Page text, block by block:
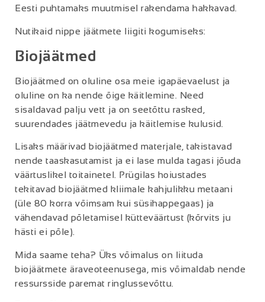
Eesti puhtamaks muutmisel rakendama hakkavad.
Nutikaid nippe jäätmete liigiti kogumiseks:
Biojäätmed
Biojäätmed on oluline osa meie igapäevaelust ja
oluline on ka nende õige käitlemine. Need
sisaldavad palju vett ja on seetõttu rasked,
suurendades jäätmevedu ja käitlemise kulusid.
Lisaks määrivad biojäätmed materjale, takistavad
nende taaskasutamist ja ei lase mulda tagasi jõuda
väärtuslikel toitainetel. Prügilas hoiustades
tekitavad biojäätmed kliimale kahjulikku metaani
(üle 80 korra võimsam kui süsihappegaas) ja
vähendavad põletamisel kütteväärtust (kõrvits ju
hästi ei põle).
Mida saame teha? Üks võimalus on liituda
biojäätmete äraveoteenusega, mis võimaldab nende
ressursside paremat ringlussevõttu.